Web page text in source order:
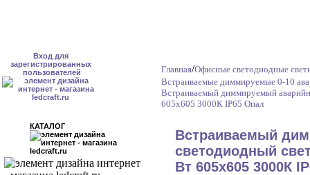
Вход для
зарегистрированных
пользователей
КАТАЛОГ
Главная/Офисные светодиодные
Встраиваемые диммируемые 0-10
Встраиваемый диммируемый
605x605 3000К IP65 Опал
Встраиваемый
светодиодный
Вт 605x605 3000К